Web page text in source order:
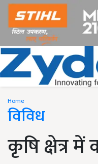
Home
विविध
कृषि क्षेत्र